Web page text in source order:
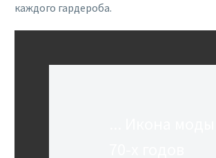
каждого гардероба.